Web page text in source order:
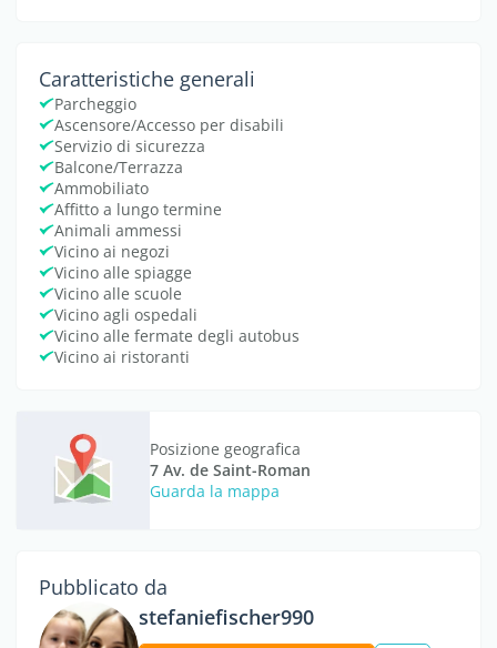
Caratteristiche generali
Parcheggio
Ascensore/Accesso per disabili
Servizio di sicurezza
Balcone/Terrazza
Ammobiliato
Affitto a lungo termine
Animali ammessi
Vicino ai negozi
Vicino alle spiagge
Vicino alle scuole
Vicino agli ospedali
Vicino alle fermate degli autobus
Vicino ai ristoranti
Posizione geografica
7 Av. de Saint-Roman
Guarda la mappa
Pubblicato da
stefaniefischer990